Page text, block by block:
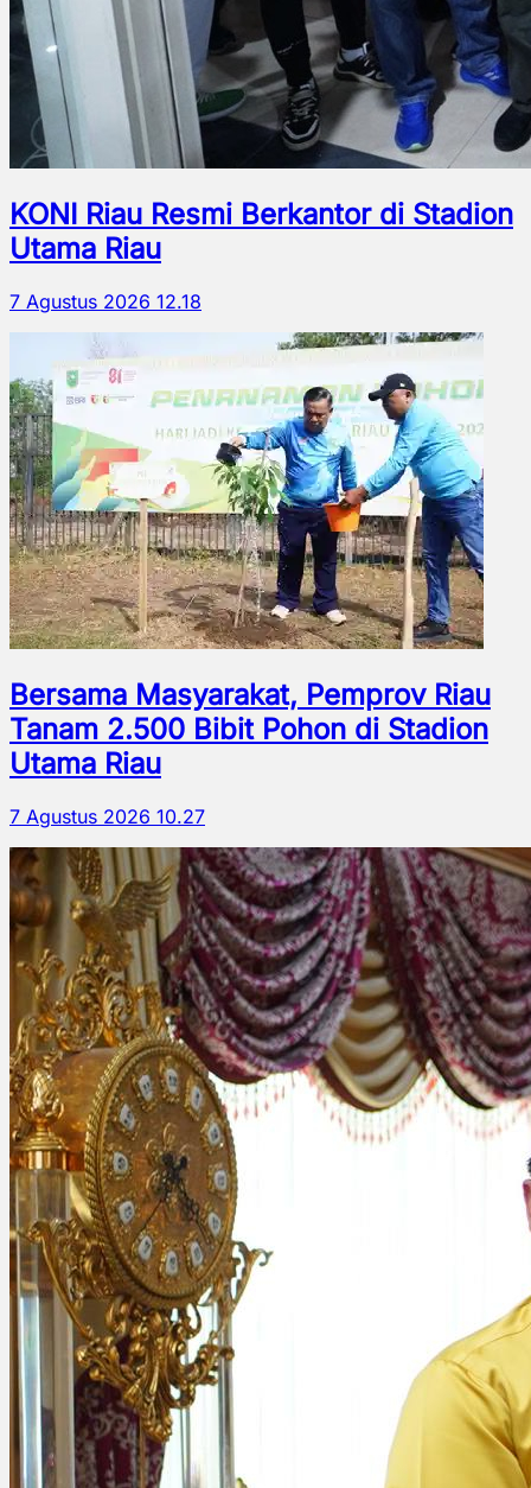
KONI Riau Resmi Berkantor di Stadion
Utama Riau
7 Agustus 2026 12.18
Bersama Masyarakat, Pemprov Riau
Tanam 2.500 Bibit Pohon di Stadion
Utama Riau
7 Agustus 2026 10.27